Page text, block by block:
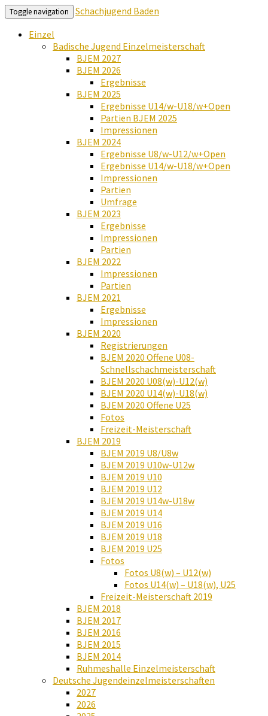
Toggle navigation
Schachjugend Baden
Einzel
Badische Jugend Einzelmeisterschaft
BJEM 2027
BJEM 2026
Ergebnisse
BJEM 2025
Ergebnisse U14/w-U18/w+Open
Partien BJEM 2025
Impressionen
BJEM 2024
Ergebnisse U8/w-U12/w+Open
Ergebnisse U14/w-U18/w+Open
Impressionen
Partien
Umfrage
BJEM 2023
Ergebnisse
Impressionen
Partien
BJEM 2022
Impressionen
Partien
BJEM 2021
Ergebnisse
Impressionen
BJEM 2020
Registrierungen
BJEM 2020 Offene U08-
Schnellschachmeisterschaft
BJEM 2020 U08(w)-U12(w)
BJEM 2020 U14(w)-U18(w)
BJEM 2020 Offene U25
Fotos
Freizeit-Meisterschaft
BJEM 2019
BJEM 2019 U8/U8w
BJEM 2019 U10w-U12w
BJEM 2019 U10
BJEM 2019 U12
BJEM 2019 U14w-U18w
BJEM 2019 U14
BJEM 2019 U16
BJEM 2019 U18
BJEM 2019 U25
Fotos
Fotos U8(w) – U12(w)
Fotos U14(w) – U18(w), U25
Freizeit-Meisterschaft 2019
BJEM 2018
BJEM 2017
BJEM 2016
BJEM 2015
BJEM 2014
Ruhmeshalle Einzelmeisterschaft
Deutsche Jugendeinzelmeisterschaften
2027
2026